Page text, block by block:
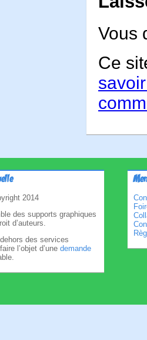
Vous
Ce
2014
des supports graphiques
d’auteurs.
des services
l’objet d’une demande